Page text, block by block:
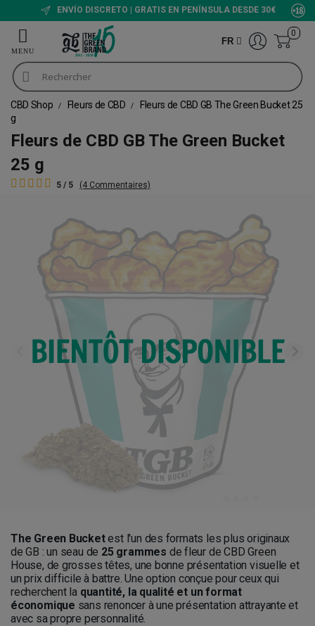
ENVÍO DISCRETO | GRATIS EN PENÍNSULA DESDE 30€
FR
0
CBD Shop Fleurs de CBD
Fleurs de CBD GB The Green Bucket 25
g
Fleurs de CBD GB The Green Bucket
25 g
5 / 5 (4 Commentaires)
The Green Bucketest l'un des formats les plus originaux
de GB : un seau de 25 grammes de fleur de CBD Green
House, de grosses têtes, une bonne présentation visuelle et
un prix difficile à battre. Une option conçue pour ceux qui
recherchent la quantité, la qualité et un format
économique sans renoncer à une présentation attrayante et
avec sa propre personnalité.